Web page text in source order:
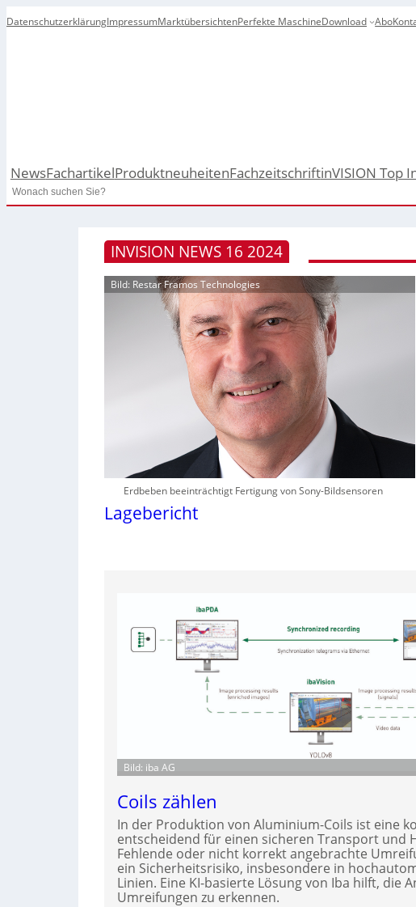
DatenschutzerklärungImpressumMarktübersichtenPerfekte MaschineDownload Abo
NewsFachartikelProduktneuheitenFachzeitschriftinVISION Top
Search
INVISION NEWS 16 2024
Bild: Restar Framos Technologies
Erdbeben beeinträchtigt Fertigung von Sony-Bildsensoren
Lagebericht
Bild: iba AG
Coils zählen
In der Produktion von Aluminium-Coils ist eine
entscheidend für einen sicheren Transport und
Fehlende oder nicht korrekt angebrachte
ein Sicherheitsrisiko, insbesondere in
Linien. Eine KI-basierte Lösung von Iba hilft, die
Umreifungen zu erkennen.